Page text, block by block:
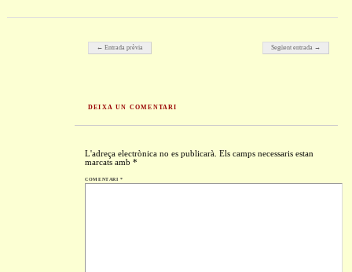
Post navigation
← Entrada prèvia Següent entrada →
DEIXA UN COMENTARI
L'adreça electrònica no es publicarà. Els camps necessaris estan
marcats amb *
COMENTARI*